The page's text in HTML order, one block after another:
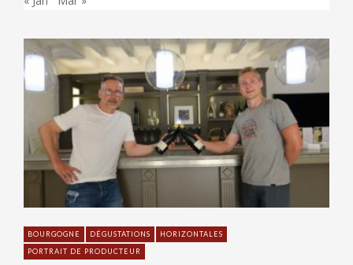
BOURGOGNE DÉGUSTATIONS
HORIZONTALES
PORTRAIT DE PRODUCTEUR